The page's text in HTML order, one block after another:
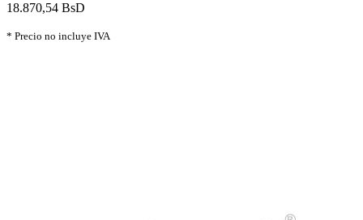
18.870,54 BsD
* Precio no incluye IVA